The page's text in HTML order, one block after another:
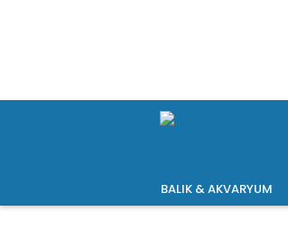
BALIK & AKVARYUM